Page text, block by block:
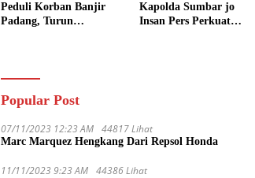
Peduli Korban Banjir
Padang, Turun
Kapolda Sumbar jo
Insan Pers Perkuat
Popular Post
07/11/2023 12:23 AM 44817 Lihat
Marc Marquez Hengkang Dari Repsol Honda
11/11/2023 9:23 AM 44386 Lihat